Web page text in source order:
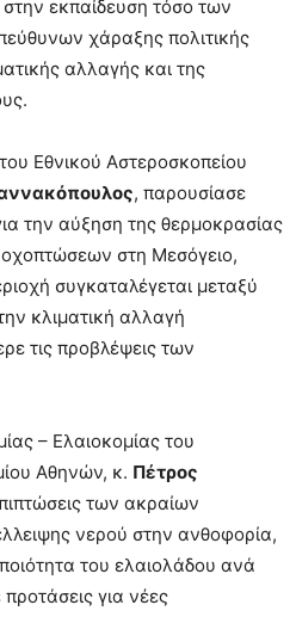
εκπαίδευση τόσο των
χάραξης πολιτικής
αλλαγής και της
Εθνικού Αστεροσκοπείου
, παρουσίασε
την αύξηση της θερμοκρασίας
στη Μεσόγειο,
συγκαταλέγεται μεταξύ
κλιματική αλλαγή
τις προβλέψεις των
– Ελαιοκομίας του
Αθηνών, κ. Πέτρος
των ακραίων
νερού στην ανθοφορία,
του ελαιολάδου ανά
για νέες